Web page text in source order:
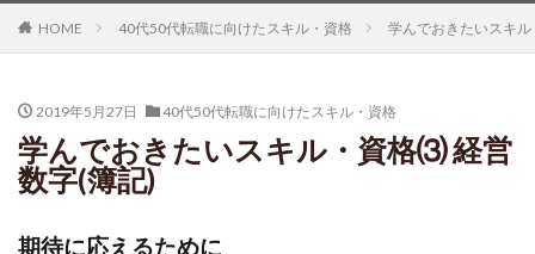
HOME 40代50代転職に向けたスキル・資格 学んでおきたいスキ
2019年5月27日 40代50代転職に向けたスキル・資格
学んでおきたいスキル・資格⑶ 経営
数字(簿記)
期待に応えるために